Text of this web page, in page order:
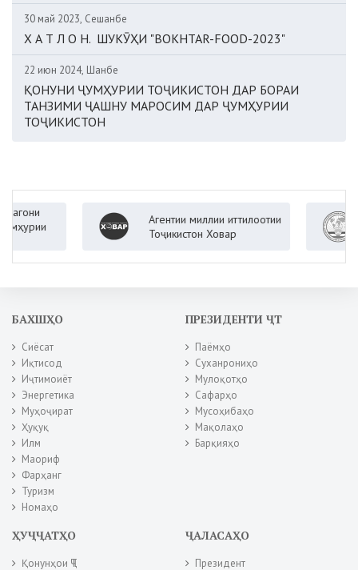
30 май 2023, Сешанбе
Х А Т Л О Н. ШУКӮҲИ "BOKHTAR-FOOD-2023"
22 июн 2024, Шанбе
ҚОНУНИ ҶУМҲУРИИ ТОҶИКИСТОН ДАР БОРАИ
ТАНЗИМИ ҶАШНУ МАРОСИМ ДАР ҶУМҲУРИИ
ТОҶИКИСТОН
Агентии миллии иттилоотии
Тоҷикистон Ховар
БАХШҲО
Сиёсат
Иқтисод
Иҷтимоиёт
Энергетика
Муҳоҷират
Ҳуқуқ
Илм
Маориф
Фарҳанг
Туризм
Номаҳо
ПРЕЗИДЕНТИ ҶТ
Паёмҳо
Суханрониҳо
Мулоқотҳо
Сафарҳо
Мусоҳибаҳо
Мақолаҳо
Барқияҳо
ҲУҶҶАТҲО
Қонунҳои ҶТ
ҶАЛАСАҲО
Президент